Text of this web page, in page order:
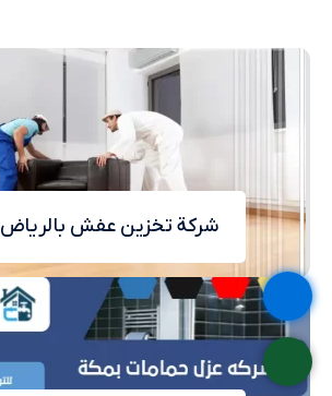
شركة تخزين عفش بالرياض